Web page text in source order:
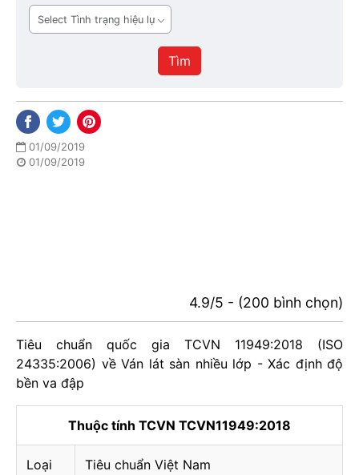
ban
hành
Tình
trạng
Tìm
01/09/2019
01/09/2019
4.9/5 - (200 bình chọn)
Tiêu chuẩn quốc gia TCVN 11949:2018 (ISO
24335:2006) về Ván lát sàn nhiều lớp - Xác định độ
bền va đập
Thuộc tính TCVN TCVN11949:2018
Loại
Tiêu chuẩn Việt Nam